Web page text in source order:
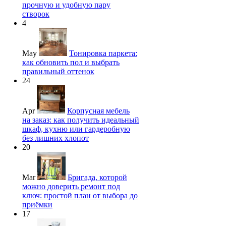
прочную и удобную пару
створок
4
May
Тонировка паркета:
как обновить пол и выбрать
правильный оттенок
24
Apr
Корпусная мебель
на заказ: как получить идеальный
шкаф, кухню или гардеробную
без лишних хлопот
20
Mar
Бригада, которой
можно доверить ремонт под
ключ: простой план от выбора до
приёмки
17